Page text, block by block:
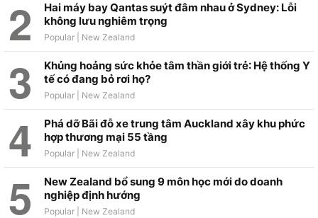
Hai máy bay Qantas suýt đâm nhau ở Sydney: Lỗi
không lưu nghiêm trọng
Khủng hoảng sức khỏe tâm thần giới trẻ: Hệ thống Y
tế có đang bỏ rơi họ?
Phá dỡ Bãi đỗ xe trung tâm Auckland xây khu phức
hợp thương mại 55 tầng
New Zealand bổ sung 9 môn học mới do doanh
nghiệp định hướng